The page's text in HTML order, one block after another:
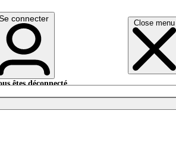
Close menu
English
connecter
êtes déconnecté.